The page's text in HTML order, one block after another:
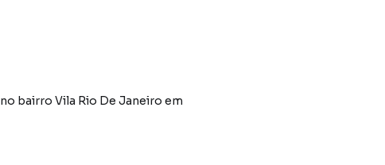
no bairro Vila Rio De Janeiro em